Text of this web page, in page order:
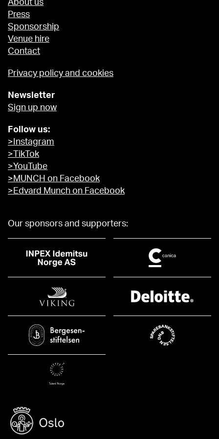
About us
Press
Sponsorship
Venue hire
Contact
Privacy policy and cookies
Newsletter
Sign up now
Follow us:
>Instagram
>TikTok
>YouTube
>MUNCH on Facebook
>Edvard Munch on Facebook
Our sponsors and supporters: